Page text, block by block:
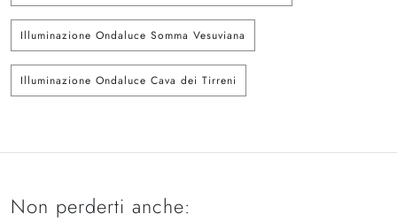
Illuminazione Ondaluce Somma Vesuviana
Illuminazione Ondaluce Cava dei Tirreni
Non perderti anche: